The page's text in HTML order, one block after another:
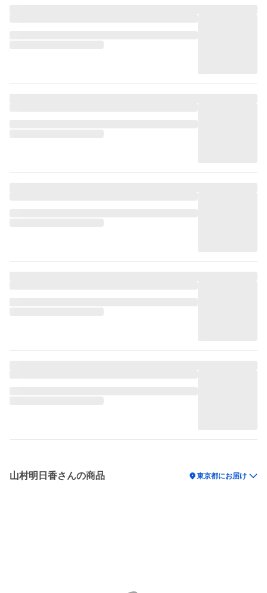
山村明日香さんの商品 location_on東京都にお届け